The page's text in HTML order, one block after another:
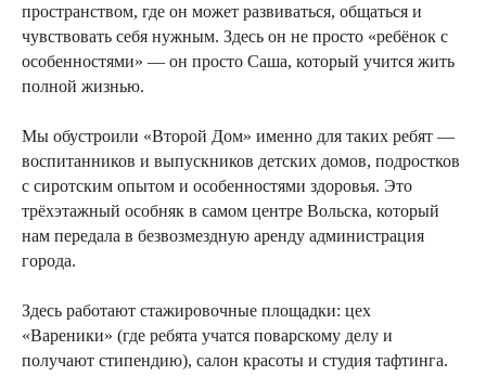
пространством, где он может развиваться, общаться и
чувствовать себя нужным. Здесь он не просто «ребёнок с
особенностями» — он просто Саша, который учится жить
полной жизнью.
Мы обустроили «Второй Дом» именно для таких ребят —
воспитанников и выпускников детских домов, подростков
с сиротским опытом и особенностями здоровья. Это
трёхэтажный особняк в самом центре Вольска, который
нам передала в безвозмездную аренду администрация
города.
Здесь работают стажировочные площадки: цех
«Вареники» (где ребята учатся поварскому делу и
получают стипендию), салон красоты и студия тафтинга.